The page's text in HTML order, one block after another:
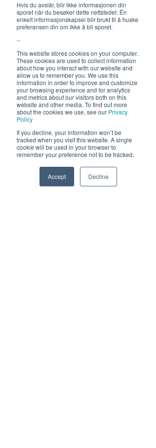
Hvis du avslår, blir ikke informasjonen din
sporet når du besøker dette nettstedet. Én
enkelt informasjonskapsel blir brukt til å huske
preferansen din om ikke å bli sporet.
--
This website stores cookies on your computer.
These cookies are used to collect information
about how you interact with our website and
allow us to remember you. We use this
information in order to improve and customize
your browsing experience and for analytics
and metrics about our visitors both on this
website and other media. To find out more
about the cookies we use, see our Privacy
Policy
If you decline, your information won’t be
tracked when you visit this website. A single
cookie will be used in your browser to
remember your preference not to be tracked.
Accept Decline
12-17, middag 18.30
Hold deg oppdatert om hva
som skjer på Himmelblå og
neste sommer!
Send
Email Facebook